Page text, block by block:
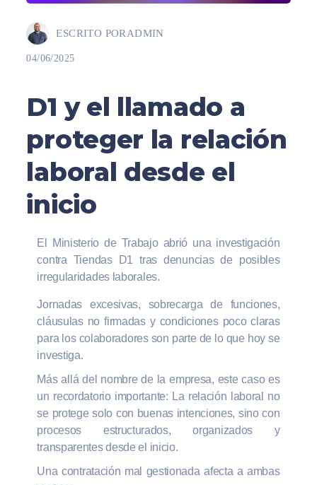
ESCRITO PORADMIN
04/06/2025
D1 y el llamado a
proteger la relación
laboral desde el
inicio
El Ministerio de Trabajo abrió una investigación
contra Tiendas D1 tras denuncias de posibles
irregularidades laborales.
Jornadas excesivas, sobrecarga de funciones,
cláusulas no firmadas y condiciones poco claras
para los colaboradores son parte de lo que hoy se
investiga.
Más allá del nombre de la empresa, este caso es
un recordatorio importante: La relación laboral no
se protege solo con buenas intenciones, sino con
procesos estructurados, organizados y
transparentes desde el inicio.
Una contratación mal gestionada afecta a ambas